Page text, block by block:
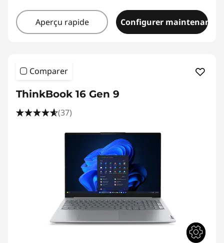
Aperçu rapide Configurer maintenant
Comparer
ThinkBook 16 Gen 9
(37)